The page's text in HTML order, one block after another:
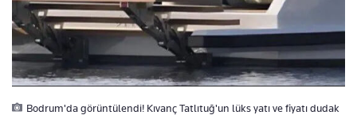
Bodrum'da görüntülendi! Kıvanç Tatlıtuğ'un lüks yatı ve fiyatı dudak